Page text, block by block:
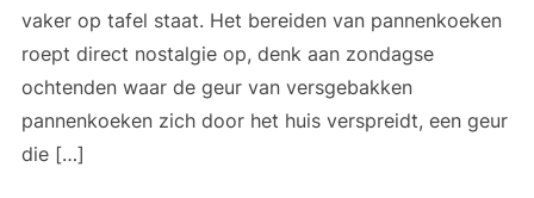
vaker op tafel staat. Het bereiden van pannenkoeken
roept direct nostalgie op, denk aan zondagse
ochtenden waar de geur van versgebakken
pannenkoeken zich door het huis verspreidt, een geur
die […]